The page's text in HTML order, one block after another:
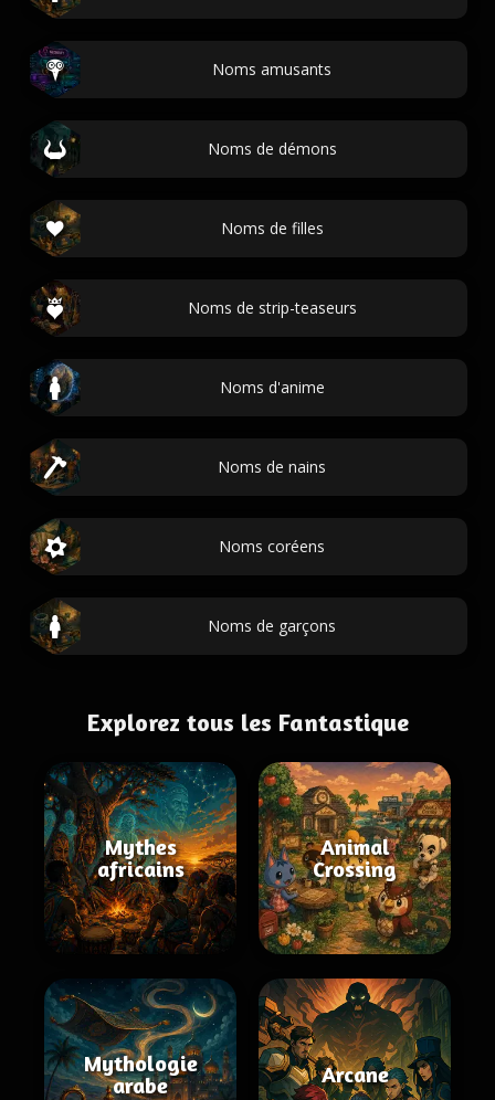
Noms amusants
Noms de démons
Noms de filles
Noms de strip-teaseurs
Noms d'anime
Noms de nains
Noms coréens
Noms de garçons
Explorez tous les Fantastique
Mythes
africains
Animal
Crossing
Mythologie
arabe
Arcane